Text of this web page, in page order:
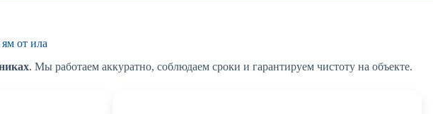
от ила
. Мы работаем аккуратно, соблюдаем сроки и гарантируем чистоту на объекте.